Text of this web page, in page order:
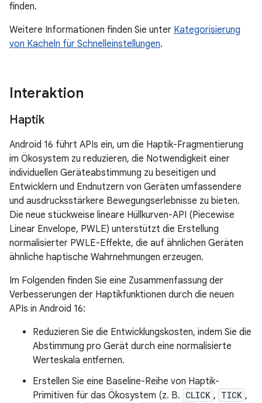
finden.
Weitere Informationen finden Sie unter Kategorisierung
von Kacheln für Schnelleinstellungen.
Interaktion
Haptik
Android 16 führt APIs ein, um die Haptik-Fragmentierung
im Ökosystem zu reduzieren, die Notwendigkeit einer
individuellen Geräteabstimmung zu beseitigen und
Entwicklern und Endnutzern von Geräten umfassendere
und ausdrucksstärkere Bewegungserlebnisse zu bieten.
Die neue stückweise lineare Hüllkurven-API (Piecewise
Linear Envelope, PWLE) unterstützt die Erstellung
normalisierter PWLE-Effekte, die auf ähnlichen Geräten
ähnliche haptische Wahrnehmungen erzeugen.
Im Folgenden finden Sie eine Zusammenfassung der
Verbesserungen der Haptikfunktionen durch die neuen
APIs in Android 16:
Reduzieren Sie die Entwicklungskosten, indem Sie die
Abstimmung pro Gerät durch eine normalisierte
Werteskala entfernen.
Erstellen Sie eine Baseline-Reihe von Haptik-
Primitiven für das Ökosystem (z. B. CLICK , TICK ,